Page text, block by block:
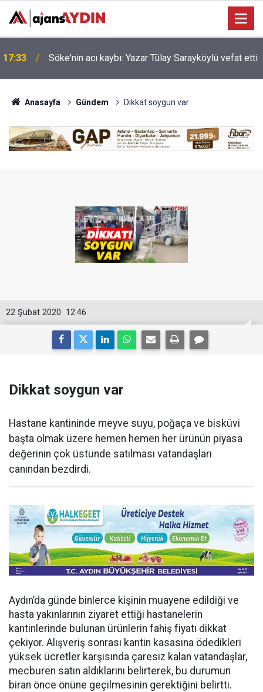
17:23
Nazilli'de motosiklet kazası: 16 yaşındaki Mustafa
vefat etti
Anasayfa Gündem Dikkat soygun var
12:46
22 Şubat 2020
Dikkat soygun var
Hastane kantininde meyve suyu, poğaça ve bisküvi
başta olmak üzere hemen hemen her ürünün piyasa
değerinin çok üstünde satılması vatandaşları
canından bezdirdi.
Aydın’da günde binlerce kişinin muayene edildiği ve
hasta yakınlarının ziyaret ettiği hastanelerin
kantinlerinde bulunan ürünlerin fahiş fiyatı dikkat
çekiyor. Alışveriş sonrası kantin kasasına ödedikleri
yüksek ücretler karşısında çaresiz kalan vatandaşlar,
mecburen satın aldıklarını belirterek, bu durumun
biran önce önüne geçilmesinin gerektiğini belirtti.